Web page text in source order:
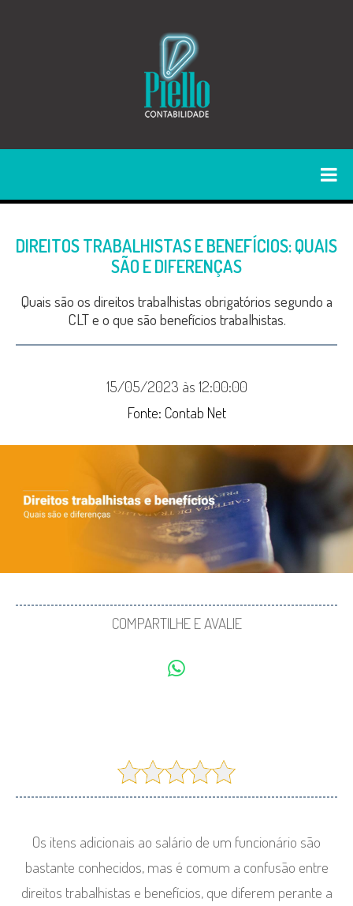
DIREITOS TRABALHISTAS E BENEFÍCIOS: QUAIS
SÃO E DIFERENÇAS
Quais são os direitos trabalhistas obrigatórios segundo a
CLT e o que são benefícios trabalhistas.
15/05/2023 às 12:00:00
Fonte: Contab Net
COMPARTILHE E AVALIE
Os itens adicionais ao salário de um funcionário são
bastante conhecidos, mas é comum a confusão entre
direitos trabalhistas e benefícios, que diferem perante a